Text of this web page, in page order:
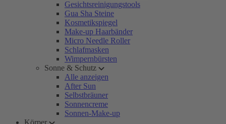
Gesichtsreinigungstools
Gua Sha Steine
Kosmetikspiegel
Make-up Haarbänder
Micro Needle Roller
Schlafmasken
Wimpernbürsten
Sonne & Schutz
Alle anzeigen
After Sun
Selbstbräuner
Sonnencreme
Sonnen-Make-up
Körper